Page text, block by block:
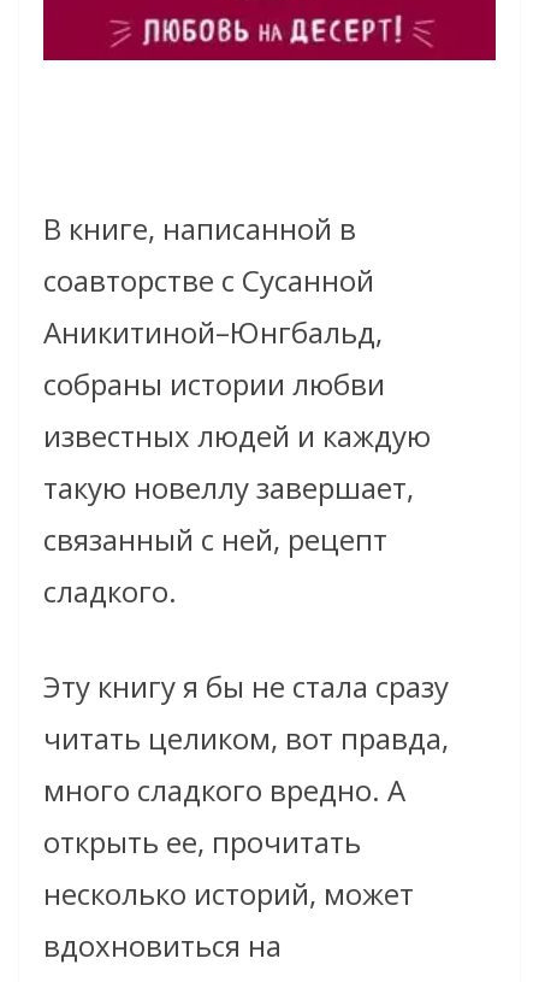
В книге, написанной в
соавторстве с Сусанной
Аникитиной–Юнгбальд,
собраны истории любви
известных людей и каждую
такую новеллу завершает,
связанный с ней, рецепт
сладкого.
Эту книгу я бы не стала сразу
читать целиком, вот правда,
много сладкого вредно. А
открыть ее, прочитать
несколько историй, может
вдохновиться на